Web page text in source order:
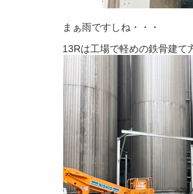
まぁ雨ですしね・・・
13Rは工場で軽めの鉄骨建て